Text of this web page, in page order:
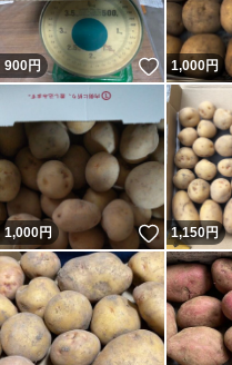
900円 いいね！
1,000円
1,000円 いいね！
1,150円